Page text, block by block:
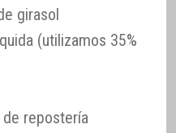
girasol
(utilizamos 35%
repostería